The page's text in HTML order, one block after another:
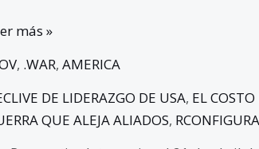
más »
, .WAR, AMERICA
DE LIDERAZGO DE USA, EL
QUE ALEJA ALIADOS,